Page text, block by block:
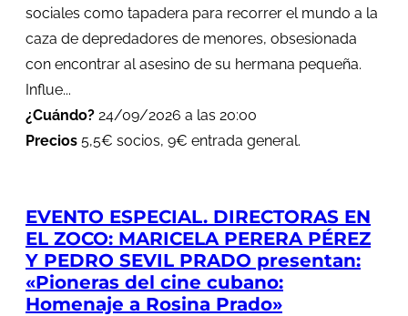
sociales como tapadera para recorrer el mundo a la
caza de depredadores de menores, obsesionada
con encontrar al asesino de su hermana pequeña.
Influe...
¿Cuándo? 24/09/2026 a las 20:00
Precios 5,5€ socios, 9€ entrada general.
EVENTO ESPECIAL. DIRECTORAS EN
EL ZOCO: MARICELA PERERA PÉREZ
Y PEDRO SEVIL PRADO presentan:
«Pioneras del cine cubano:
Homenaje a Rosina Prado»